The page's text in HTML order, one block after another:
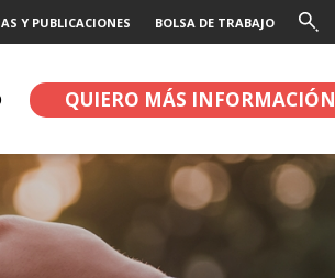
Y PUBLICACIONES BOLSA DE TRABAJO
QUIERO MÁS INFORMACIÓN